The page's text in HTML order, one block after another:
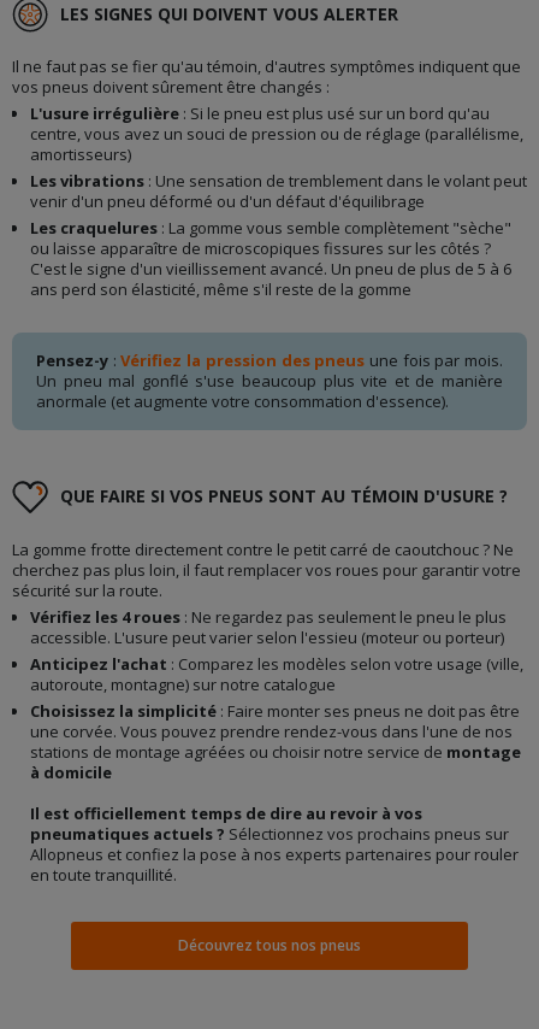
LES SIGNES QUI DOIVENT VOUS ALERTER
Il ne faut pas se fier qu'au témoin, d'autres symptômes indiquent que
vos pneus doivent sûrement être changés :
L'usure irrégulière : Si le pneu est plus usé sur un bord qu'au
centre, vous avez un souci de pression ou de réglage (parallélisme,
amortisseurs)
Les vibrations : Une sensation de tremblement dans le volant peut
venir d'un pneu déformé ou d'un défaut d'équilibrage
Les craquelures : La gomme vous semble complètement "sèche"
ou laisse apparaître de microscopiques fissures sur les côtés ?
C'est le signe d'un vieillissement avancé. Un pneu de plus de 5 à 6
ans perd son élasticité, même s'il reste de la gomme
Pensez-y :Vérifiez la pression des pneus une fois par mois.
Un pneu mal gonflé s'use beaucoup plus vite et de manière
anormale (et augmente votre consommation d'essence).
QUE FAIRE SI VOS PNEUS SONT AU TÉMOIN D'USURE ?
La gomme frotte directement contre le petit carré de caoutchouc ? Ne
cherchez pas plus loin, il faut remplacer vos roues pour garantir votre
sécurité sur la route.
Vérifiez les 4 roues : Ne regardez pas seulement le pneu le plus
accessible. L'usure peut varier selon l'essieu (moteur ou porteur)
Anticipez l'achat : Comparez les modèles selon votre usage (ville,
autoroute, montagne) sur notre catalogue
Choisissez la simplicité : Faire monter ses pneus ne doit pas être
une corvée. Vous pouvez prendre rendez-vous dans l'une de nos
stations de montage agréées ou choisir notre service de montage
à domicile
Il est officiellement temps de dire au revoir à vos
pneumatiques actuels ? Sélectionnez vos prochains pneus sur
Allopneus et confiez la pose à nos experts partenaires pour rouler
en toute tranquillité.
Découvrez tous nos pneus